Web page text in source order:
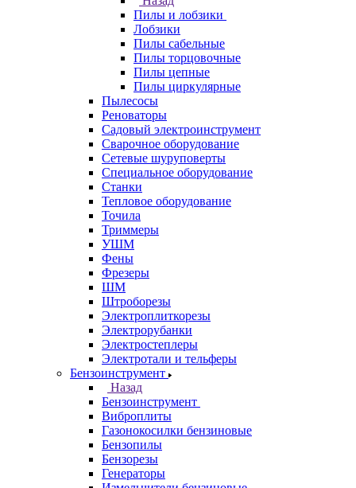
Пилы и лобзики
Лобзики
Пилы сабельные
Пилы торцовочные
Пилы цепные
Пилы циркулярные
Пылесосы
Реноваторы
Садовый электроинструмент
Сварочное оборудование
Сетевые шуруповерты
Специальное оборудование
Станки
Тепловое оборудование
Точила
Триммеры
УШМ
Фены
Фрезеры
ШМ
Штроборезы
Электроплиткорезы
Электрорубанки
Электростеплеры
Электротали и тельферы
Бензоинструмент
Назад
Бензоинструмент
Виброплиты
Газонокосилки бензиновые
Бензопилы
Бензорезы
Генераторы